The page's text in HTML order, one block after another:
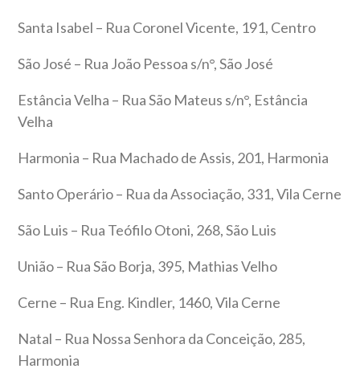
Santa Isabel – Rua Coronel Vicente, 191, Centro
São José – Rua João Pessoa s/n°, São José
Estância Velha – Rua São Mateus s/n°, Estância
Velha
Harmonia – Rua Machado de Assis, 201, Harmonia
Santo Operário – Rua da Associação, 331, Vila Cerne
São Luis – Rua Teófilo Otoni, 268, São Luis
União – Rua São Borja, 395, Mathias Velho
Cerne – Rua Eng. Kindler, 1460, Vila Cerne
Natal – Rua Nossa Senhora da Conceição, 285,
Harmonia